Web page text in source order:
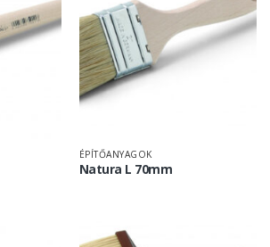
ÉPÍTŐANYAGOK
Natura L 70mm